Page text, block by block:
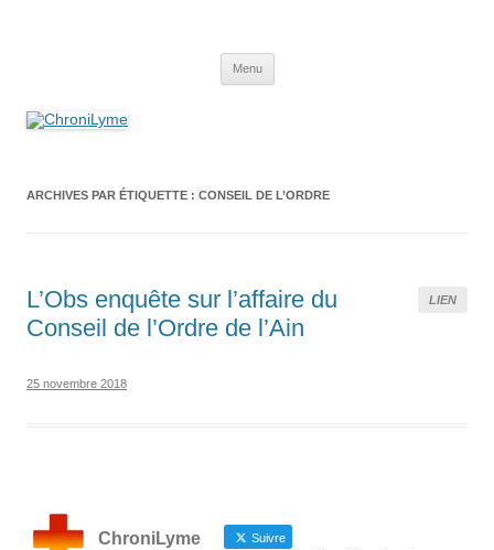
traitements de la maladie de #Lyme, des maladies vectorielles à tiques
Menu
ARCHIVES PAR ÉTIQUETTE : CONSEIL DE L’ORDRE
LIEN
L’Obs enquête sur l’affaire du
Conseil de l’Ordre de l’Ain
25 novembre 2018
ChroniLyme Suivre